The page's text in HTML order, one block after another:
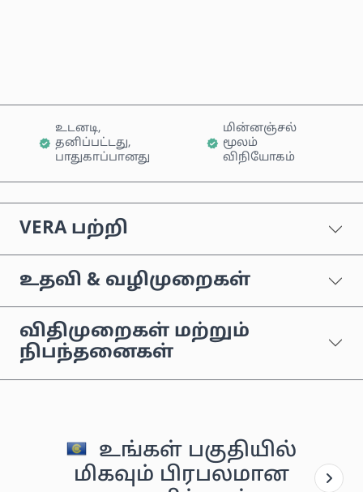
உடனடி,
தனிப்பட்டது,
பாதுகாப்பானது
மின்னஞ்சல்
மூலம்
விநியோகம்
VERA பற்றி
உதவி & வழிமுறைகள்
விதிமுறைகள் மற்றும்
நிபந்தனைகள்
உங்கள் பகுதியில்
மிகவும் பிரபலமான